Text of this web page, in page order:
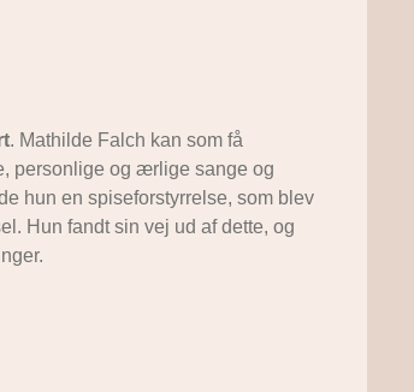
. Mathilde Falch kan som få
personlige og ærlige sange og
hun en spiseforstyrrelse, som blev
Hun fandt sin vej ud af dette, og